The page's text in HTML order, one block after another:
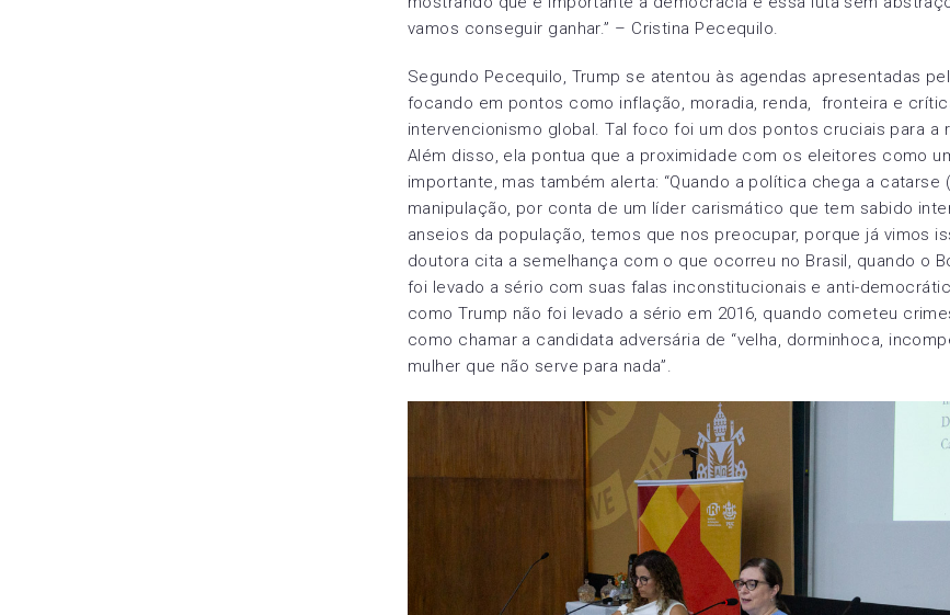
vamos conseguir ganhar.” – Cristina Pecequilo.
Segundo Pecequilo, Trump se atentou às agendas apresentadas
focando em pontos como inflação, moradia, renda, fronteira e
intervencionismo global. Tal foco foi um dos pontos cruciais para a
Além disso, ela pontua que a proximidade com os eleitores como
importante, mas também alerta: “Quando a política chega a catarse
manipulação, por conta de um líder carismático que tem sabido
anseios da população, temos que nos preocupar, porque já vimos
doutora cita a semelhança com o que ocorreu no Brasil, quando o
foi levado a sério com suas falas inconstitucionais e anti-
como Trump não foi levado a sério em 2016, quando cometeu
como chamar a candidata adversária de “velha, dorminhoca,
mulher que não serve para nada”.